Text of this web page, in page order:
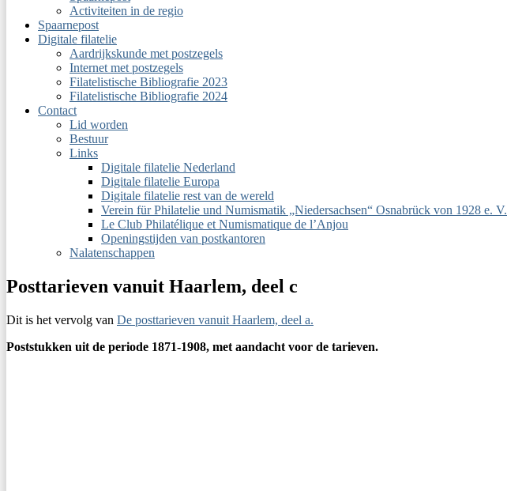
Activiteiten in de regio
Spaarnepost
Digitale filatelie
Aardrijkskunde met postzegels
Internet met postzegels
Filatelistische Bibliografie 2023
Filatelistische Bibliografie 2024
Contact
Lid worden
Bestuur
Links
Digitale filatelie Nederland
Digitale filatelie Europa
Digitale filatelie rest van de wereld
Verein für Philatelie und Numismatik „Niedersachsen“ Osnabrück von 1928 e. V.
Le Club Philatélique et Numismatique de l’Anjou
Openingstijden van postkantoren
Nalatenschappen
Posttarieven vanuit Haarlem, deel c
Dit is het vervolg van De posttarieven vanuit Haarlem, deel a.
Poststukken uit de periode 1871-1908, met aandacht voor de tarieven.